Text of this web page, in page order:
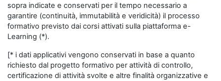
sopra indicate e conservati per il tempo necessario a
garantire (continuità, immutabilità e veridicità) il processo
formativo previsto dai corsi attivati sulla piattaforma e-
Learning (*).
[* i dati applicativi vengono conservati in base a quanto
richiesto dal progetto formativo per attività di controllo,
certificazione di attività svolte e altre finalità organizzative e